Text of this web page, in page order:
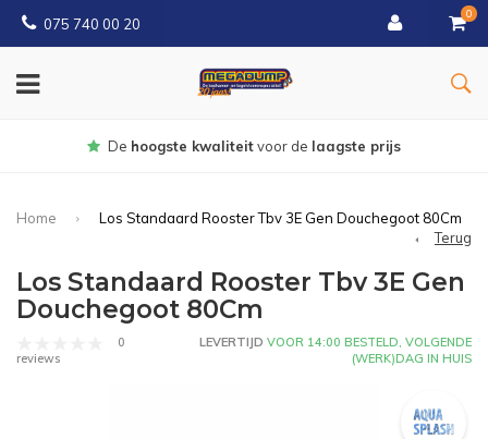
075 740 00 20
0
Gratisbezorgd vanaf € 150
Home
Los Standaard Rooster Tbv 3E Gen Douchegoot 80Cm
Terug
Los Standaard Rooster Tbv 3E Gen
Douchegoot 80Cm
0
reviews
LEVERTIJD VOOR 14:00 BESTELD, VOLGENDE
(WERK)DAG IN HUIS